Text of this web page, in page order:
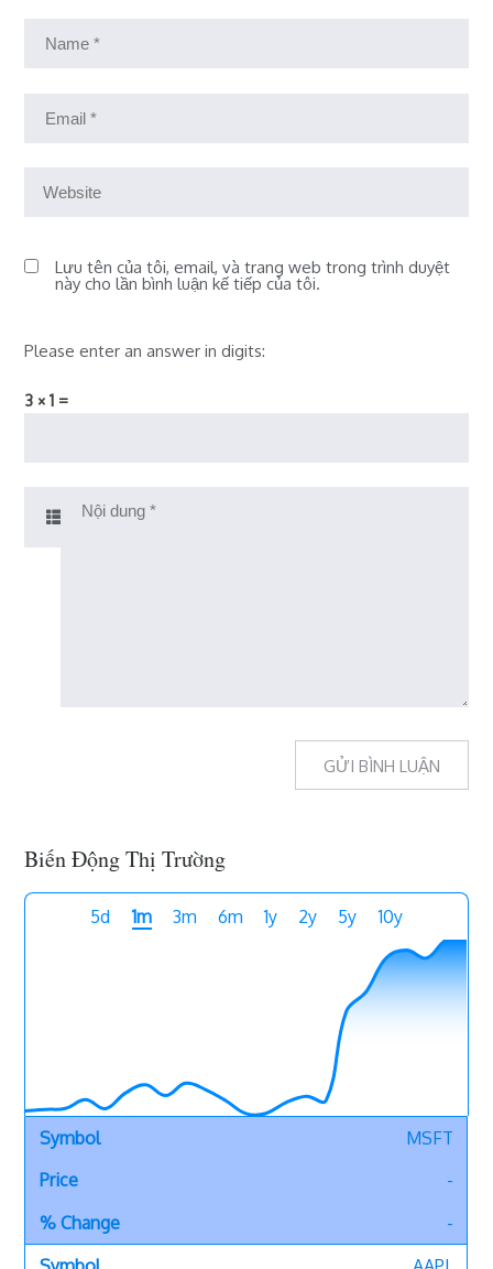
Lưu tên của tôi, email, và trang web trong trình duyệt
này cho lần bình luận kế tiếp của tôi.
Please enter an answer in digits:
3 × 1 =
Biến Động Thị Trường
5d 1m 3m 6m 1y 2y 5y 10y
MSFT
-
-